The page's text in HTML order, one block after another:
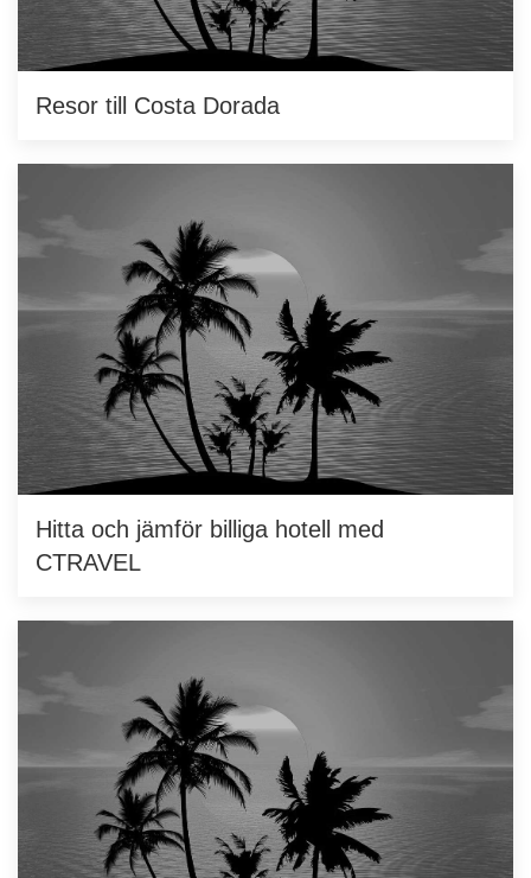
Resor till Costa Dorada
Hitta och jämför billiga hotell med
CTRAVEL